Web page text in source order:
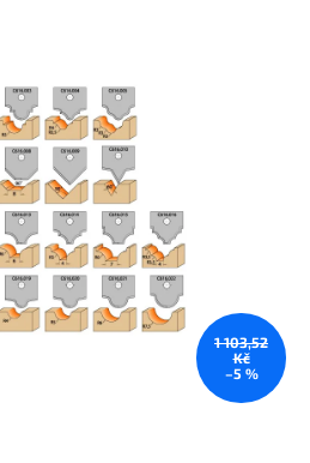
1 103,52
Kč
–5 %